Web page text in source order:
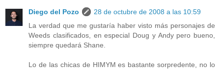
Diego del Pozo
28 de octubre de 2008 a las 10:59
La verdad que me gustaría haber visto más personajes de
Weeds clasificados, en especial Doug y Andy pero bueno,
siempre quedará Shane.
Lo de las chicas de HIMYM es bastante sorpredente, no lo